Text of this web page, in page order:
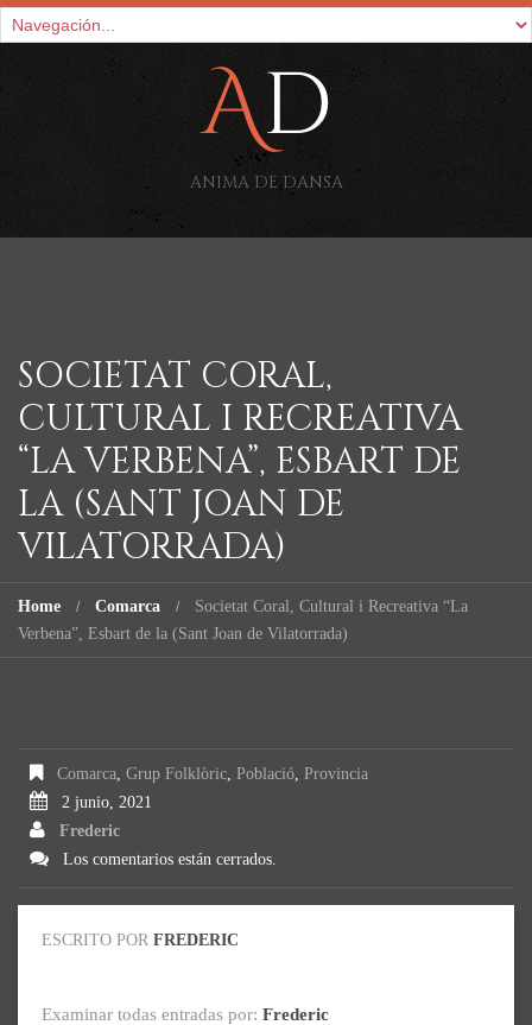
ANIMA DE DANSA
SOCIETAT CORAL,
CULTURAL I RECREATIVA
“LA VERBENA”, ESBART DE
LA (SANT JOAN DE
VILATORRADA)
Home Comarca
Societat Coral, Cultural i Recreativa “La
Verbena”, Esbart de la (Sant Joan de Vilatorrada)
Comarca, Grup Folklòric, Població, Provincia
2 junio, 2021
Frederic
Los comentarios están cerrados.
ESCRITO POR FREDERIC
Examinar todas entradas por: Frederic